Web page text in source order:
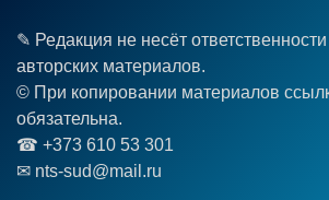
✎ Редакция не несёт
авторских материалов.
© При копировании материалов
обязательна.
☎︎ +373 610 53 301
✉ nts-sud@mail.ru